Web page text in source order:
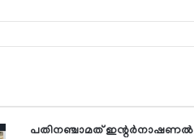
പതിനഞ്ചാമത് ഇന്റര്‍നാഷണല്‍